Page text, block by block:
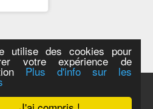
utilise des cookies pour
votre expérience de
Plus d'info sur les